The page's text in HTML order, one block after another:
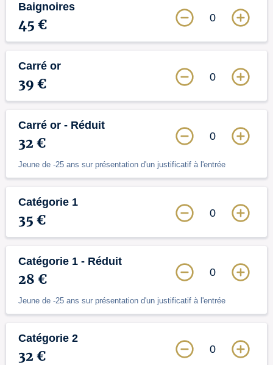
Baignoires
45 € 0
Carré or
39 € 0
Carré or - Réduit
32 €
Jeune de -25 ans sur présentation d'un justificatif à l'entrée
0
Catégorie 1
35 € 0
Catégorie 1 - Réduit
28 €
Jeune de -25 ans sur présentation d'un justificatif à l'entrée
0
Catégorie 2
32 € 0